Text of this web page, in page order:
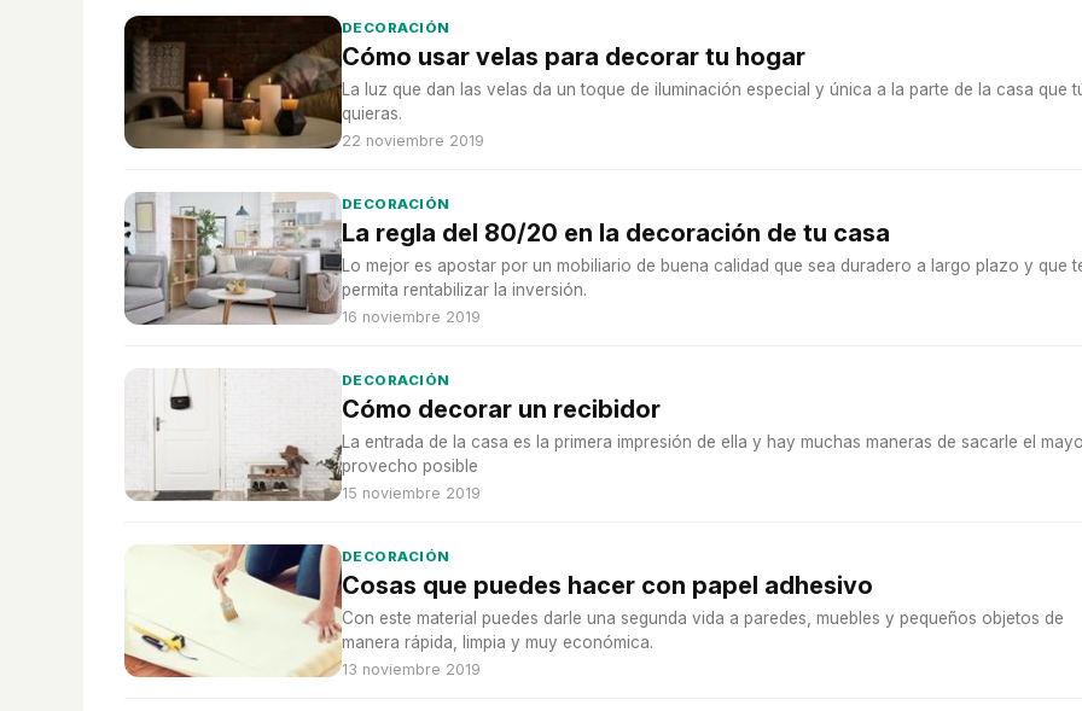
DECORACIÓN
Cómo usar velas para decorar tu hogar
La luz que dan las velas da un toque de iluminación especial y única a la parte de la casa que
quieras.
22 noviembre 2019
DECORACIÓN
La regla del 80/20 en la decoración de tu casa
Lo mejor es apostar por un mobiliario de buena calidad que sea duradero a largo plazo y que
permita rentabilizar la inversión.
16 noviembre 2019
DECORACIÓN
Cómo decorar un recibidor
La entrada de la casa es la primera impresión de ella y hay muchas maneras de sacarle el
provecho posible
15 noviembre 2019
DECORACIÓN
Cosas que puedes hacer con papel adhesivo
Con este material puedes darle una segunda vida a paredes, muebles y pequeños objetos de
manera rápida, limpia y muy económica.
13 noviembre 2019